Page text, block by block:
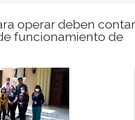
operar deben contar
funcionamiento de